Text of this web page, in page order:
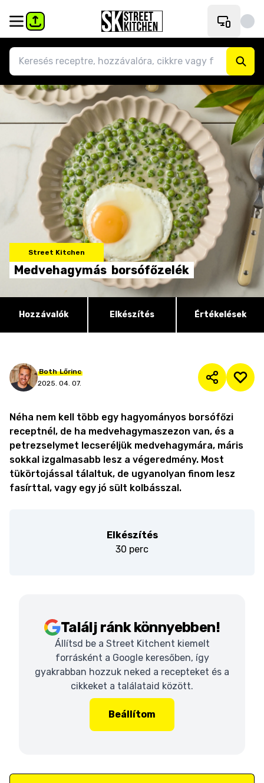
Street Kitchen
Medvehagymás borsófőzelék
Hozzávalók Elkészítés Értékelések
Both Lőrinc
2025. 04. 07.
Néha nem kell több egy hagyományos borsófőzi
receptnél, de ha medvehagymaszezon van, és a
petrezselymet lecseréljük medvehagymára, máris
sokkal izgalmasabb lesz a végeredmény. Most
tükörtojással tálaltuk, de ugyanolyan finom lesz
fasírttal, vagy egy jó sült kolbásszal.
Elkészítés
30 perc
Találj ránk könnyebben!
Állítsd be a Street Kitchent kiemelt
forrásként a Google keresőben, így
gyakrabban hozzuk neked a recepteket és a
cikkeket a találataid között.
Beállítom